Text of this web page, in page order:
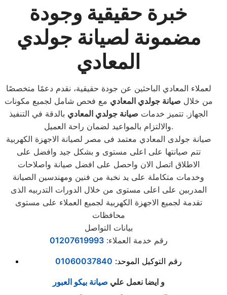
خبرة حقيقية وجودة
مضمونة لصيانة جولدي
المعادي
لعملاء المعادي الباحثين عن جودة حقيقية، نقدم دعمًا متخصصًا
من خلال صيانة جولدي المعادي مع فحص شامل لجميع مكونات
الجهاز. تتميز خدمات صيانة جولدي المعادي بالدقة في التنفيذ
والالتزام بالمواعيد لضمان راحة العميل.
صيانة جولدى المعادي معتمد فى مصر لصيانة الاجهزة الكهربية
تتم صيانتها على اعلى مستوى و بشكل جيد وافضل على
الاطلاق اتصل الان واحصل على افضل صيانة واصلاحات
وخدمات متكاملة على يد نخبة من فنين ومهندسين الصيانة
المدربين على اعلى مستوى من خلال الدورات التدربيه الذى
تقدمة لجميع الاجهزة الكهربية لجميع العملاء على مستوى
محافظات
بيانات التواصل
رقم خدمة العملاء:01207619993
رقم التوكيل الموحد: 01060037840
و ايضا نعمل علي صيانة بيكو العبور